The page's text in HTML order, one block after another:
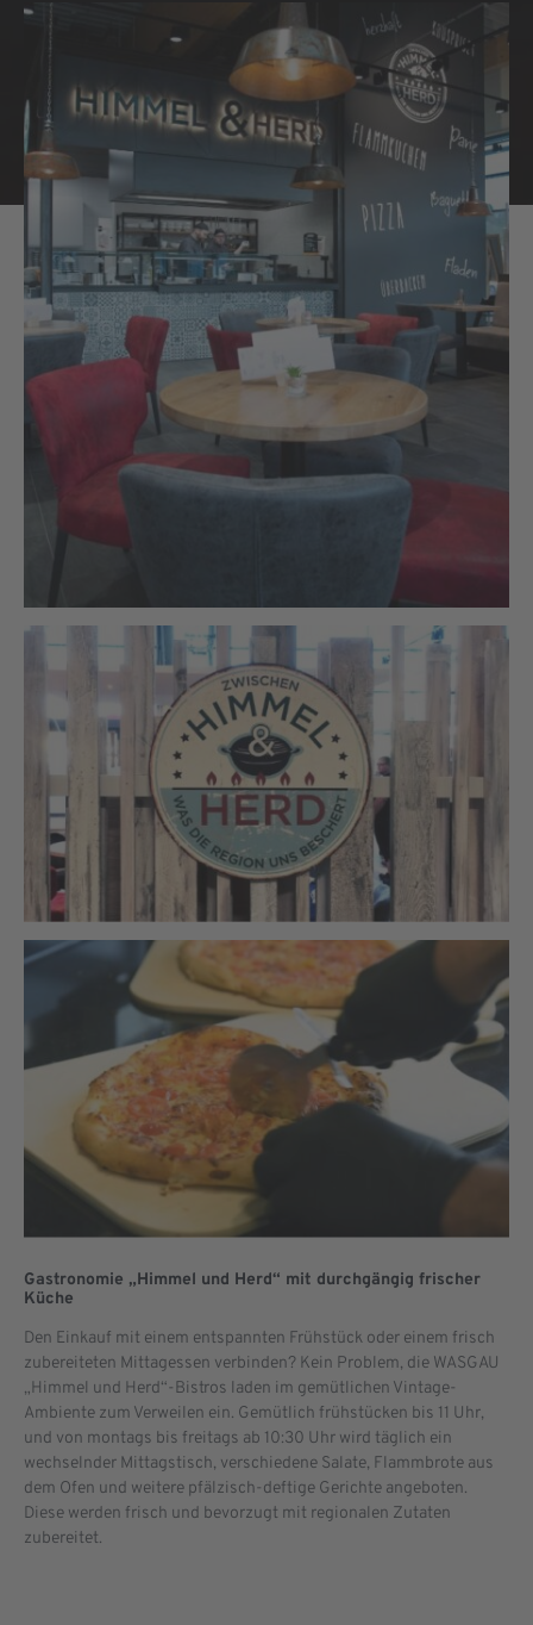
Gastronomie „Himmel und Herd“ mit durchgängig frischer
Küche
Den Einkauf mit einem entspannten Frühstück oder einem frisch
zubereiteten Mittagessen verbinden? Kein Problem, die WASGAU
„Himmel und Herd“-Bistros laden im gemütlichen Vintage-
Ambiente zum Verweilen ein. Gemütlich frühstücken bis 11 Uhr,
und von montags bis freitags ab 10:30 Uhr wird täglich ein
wechselnder Mittagstisch, verschiedene Salate, Flammbrote aus
dem Ofen und weitere pfälzisch-deftige Gerichte angeboten.
Diese werden frisch und bevorzugt mit regionalen Zutaten
zubereitet.